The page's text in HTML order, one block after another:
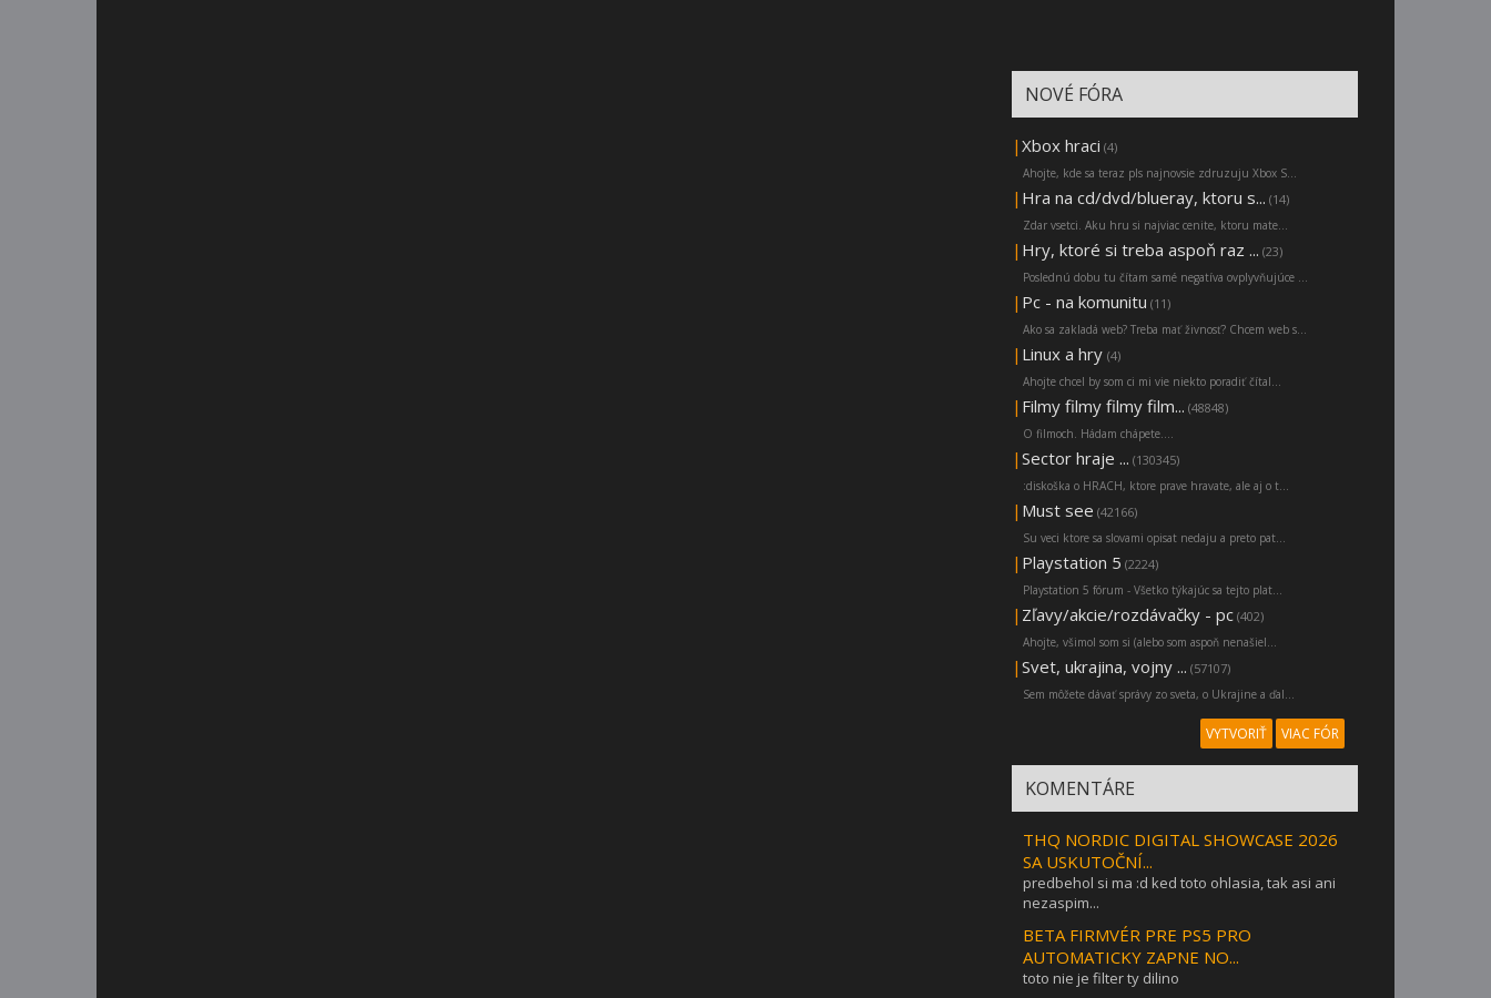
NOVÉ FÓRA
| Xbox hraci (4)
Ahojte, kde sa teraz pls najnovsie zdruzuju Xbox S...
| Hra na cd/dvd/blueray, ktoru s... (14)
Zdar vsetci. Aku hru si najviac cenite, ktoru mate...
| Hry, ktoré si treba aspoň raz ... (23)
Poslednú dobu tu čítam samé negatíva ovplyvňujúce ...
| Pc - na komunitu (11)
Ako sa zakladá web? Treba mať živnosť? Chcem web s...
| Linux a hry (4)
Ahojte chcel by som ci mi vie niekto poradiť čítal...
| Filmy filmy filmy film... (48848)
O filmoch. Hádam chápete....
| Sector hraje ... (130345)
:diskoška o HRACH, ktore prave hravate, ale aj o t...
| Must see (42166)
Su veci ktore sa slovami opisat nedaju a preto pat...
| Playstation 5 (2224)
Playstation 5 fórum - Všetko týkajúc sa tejto plat...
| Zľavy/akcie/rozdávačky - pc (402)
Ahojte, všimol som si (alebo som aspoň nenašiel...
| Svet, ukrajina, vojny ... (57107)
Sem môžete dávať správy zo sveta, o Ukrajine a ďal...
VYTVORIŤ VIAC FÓR
KOMENTÁRE
THQ NORDIC DIGITAL SHOWCASE 2026
SA USKUTOČNÍ...
predbehol si ma :d ked toto ohlasia, tak asi ani
nezaspim...
BETA FIRMVÉR PRE PS5 PRO
AUTOMATICKY ZAPNE NO...
toto nie je filter ty dilino